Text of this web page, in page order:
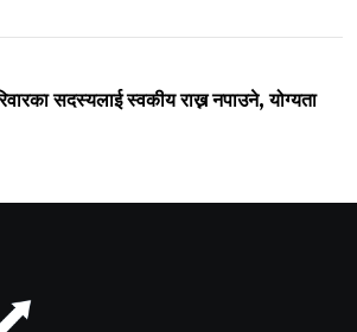
सदस्यलाई स्वकीय राख्न नपाउने, योग्यता